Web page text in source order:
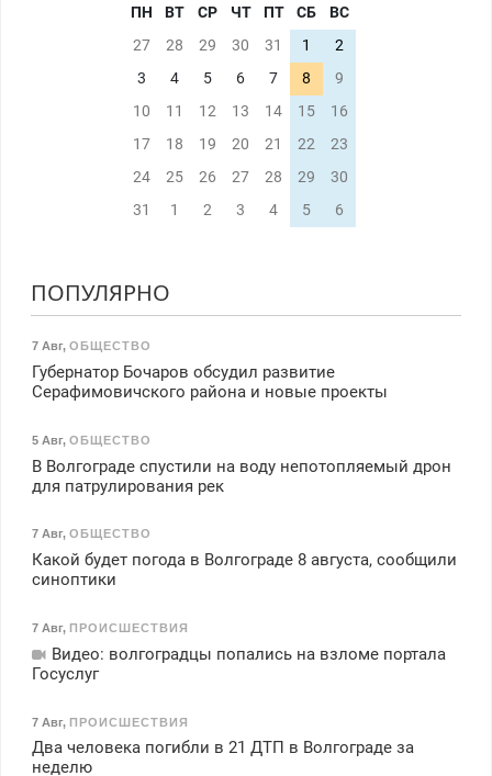
ПН ВТ СР ЧТ ПТ СБ
ВС
27
28 29 30 31 1
2
3
4 5 6 7 8
9
10
11 12 13 14 15
16
17
18 19 20 21 22
23
24
25 26 27 28 29
30
31
1 2 3 4 5 6
ПОПУЛЯРНО
7 Авг, ОБЩЕСТВО
Губернатор Бочаров обсудил развитие
Серафимовичского района и новые проекты
5 Авг, ОБЩЕСТВО
В Волгограде спустили на воду непотопляемый дрон
для патрулирования рек
7 Авг, ОБЩЕСТВО
Какой будет погода в Волгограде 8 августа, сообщили
синоптики
7 Авг, ПРОИСШЕСТВИЯ
Видео: волгоградцы попались на взломе портала
Госуслуг
7 Авг, ПРОИСШЕСТВИЯ
Два человека погибли в 21 ДТП в Волгограде за
неделю